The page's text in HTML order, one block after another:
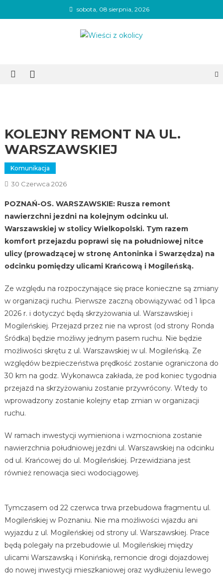
to
sobota, 08 sierpnia, 2026
KOLEJNY REMONT NA UL.
WARSZAWSKIEJ
Komunikacja
30 Czerwca 2026
POZNAŃ-OS. WARSZAWSKIE: Rusza remont
nawierzchni jezdni na kolejnym odcinku ul.
Warszawskiej w stolicy Wielkopolski. Tym razem
komfort przejazdu poprawi się na południowej nitce
ulicy (prowadzącej w stronę Antoninka i Swarzędza) na
odcinku pomiędzy ulicami Krańcową i Mogileńską.
Ze względu na rozpoczynające się prace konieczne są zmiany
w organizacji ruchu. Pierwsze zaczną obowiązywać od 1 lipca
2026 r. i dotyczyć będą skrzyżowania ul. Warszawskiej i
Mogileńskiej. Przejazd przez nie na wprost (od strony Ronda
Śródka) będzie możliwy jednym pasem ruchu. Nie będzie
możliwości skrętu z ul. Warszawskiej w ul. Mogileńską. Ze
względów bezpieczeństwa prędkość zostanie ograniczona do
30 km na godz. Wykonawca zakłada, że pod koniec tygodnia
przejazd na skrzyżowaniu zostanie przywrócony. Wtedy to
wprowadzony zostanie kolejny etap zmian w organizacji
ruchu.
W ramach inwestycji wymieniona i wzmocniona zostanie
nawierzchnia południowej jezdni ul. Warszawskiej na odcinku
od ul. Krańcowej do ul. Mogileńskiej. Przewidziana jest
również renowacja sieci wodociągowej.
Tymczasem od 22 czerwca trwa przebudowa fragmentu ul.
Mogileńskiej w Poznaniu. Nie ma możliwości wjazdu ani
wyjazdu z ul. Mogileńskiej od strony ul. Warszawskiej. Prace
będą polegały na przebudowie ul. Mogileńskiej między
ulicami Warszawską i Konińską, remoncie drogi dojazdowej
do nowej inwestycji mieszkaniowej oraz wydłużeniu lewego